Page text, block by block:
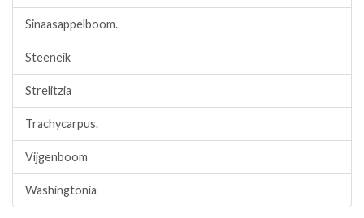
Sinaasappelboom.
Steeneik
Strelitzia
Trachycarpus.
Vijgenboom
Washingtonia